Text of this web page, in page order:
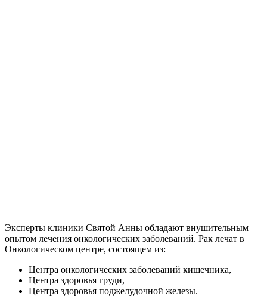
Эксперты клиники Святой Анны обладают внушительным
опытом лечения онкологических заболеваний. Рак лечат в
Онкологическом центре, состоящем из:
Центра онкологических заболеваний кишечника,
Центра здоровья груди,
Центра здоровья поджелудочной железы.